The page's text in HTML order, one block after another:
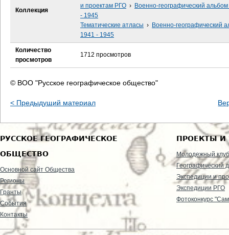
Коллекция
и проектам РГО › Военно-географический
- 1945
Тематические атласы › Военно-географический
1941 - 1945
Количество
просмотров
1712 просмотров
© ВОО "Русское географическое общество"
< Предыдущий материал
РУССКОЕ ГЕОГРАФИЧЕСКОЕ
ОБЩЕСТВО
Основной сайт Общества
Регионы
Гранты
События
Контакты
ПРОЕКТЫ И
Молодежный клуб
Географический
Экспедиции и
Экспедиции РГО
Фотоконкурс